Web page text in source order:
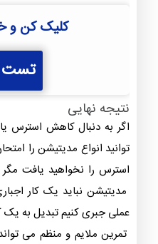
کلیک کن و
تست
نتیجه نهایی
اگر به دنبال کاهش استرس
توانید انواع مدیتیشن را
استرس را نخواهید یافت مگر
مدیتیشن نباید یک کار
عملی جبری کنیم تبدیل به
تمرین ملایم و منظم می